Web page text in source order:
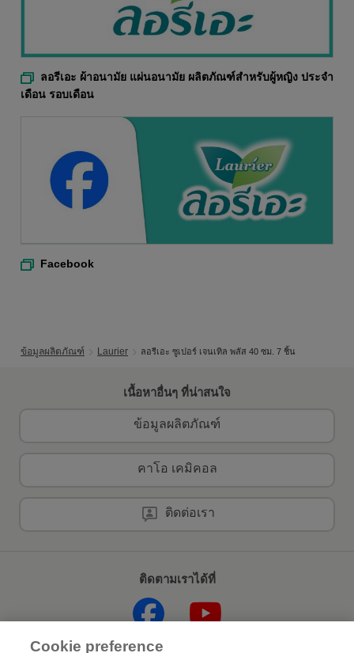
ลอรีเอะ ผ้าอนามัย แผ่นอนามัย ผลิตภัณฑ์สำหรับผู้หญิง ประจำ
เดือน รอบเดือน
Facebook
ข้อมูลผลิตภัณฑ์ Laurier ลอรีเอะ ซูเปอร์ เจนเทิล พลัส 40 ซม. 7 ชิ้น
เนื้อหาอื่นๆ ที่น่าสนใจ
ข้อมูลผลิตภัณฑ์
คาโอ เคมิคอล
ติดต่อเรา
ติดตามเราได้ที่
Cookie preference